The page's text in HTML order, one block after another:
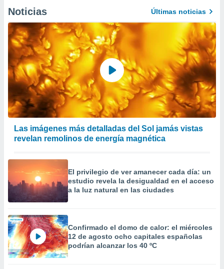
Noticias Últimas noticias
Las imágenes más detalladas del Sol jamás vistas
revelan remolinos de energía magnética
El privilegio de ver amanecer cada día: un
estudio revela la desigualdad en el acceso
a la luz natural en las ciudades
Confirmado el domo de calor: el miércoles
12 de agosto ocho capitales españolas
podrían alcanzar los 40 ºC